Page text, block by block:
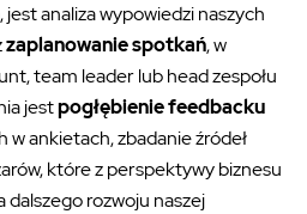
jest analiza wypowiedzi naszych
zaplanowanie spotkań, w
team leader lub head zespołu
jestpogłębienie feedbacku
ankietach, zbadanie źródeł
, które z perspektywy biznesu
rozwoju naszej